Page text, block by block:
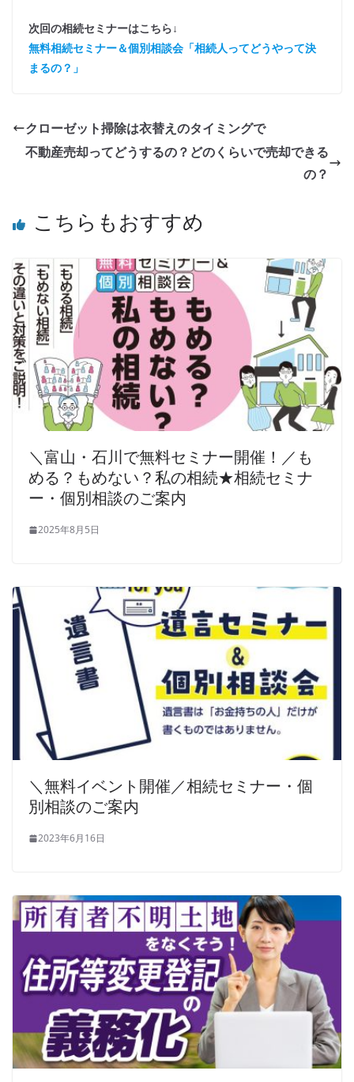
次回の相続セミナーはこちら↓
無料相続セミナー＆個別相談会「相続人ってどうやって決
まるの？」
クローゼット掃除は衣替えのタイミングで
不動産売却ってどうするの？どのくらいで売却できる
の？
こちらもおすすめ
＼富山・石川で無料セミナー開催！／も
める？もめない？私の相続★相続セミナ
ー・個別相談のご案内
2025年8月5日
＼無料イベント開催／相続セミナー・個
別相談のご案内
2023年6月16日